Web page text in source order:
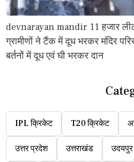
devnarayan mandir 11 हजार
ग्रामीणों ने टैंक में दूध भरकर मंदिर
बर्तनों में दूध एवं घी भरकर दान
IPL क्रिकेट T20 क्रिकेट
उत्तर प्रदेश उत्तराखंड उदयपुर